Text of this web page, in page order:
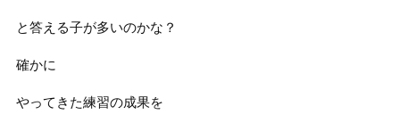
と答える子が多いのかな？
確かに
やってきた練習の成果を